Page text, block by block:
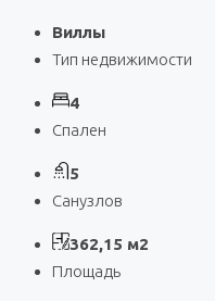
Виллы
Тип недвижимости
4
Спален
5
Санузлов
362,15 м2
Площадь